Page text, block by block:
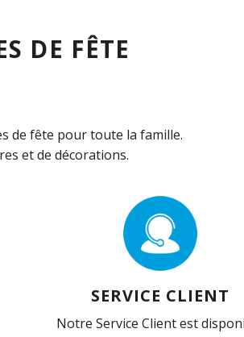
DE FÊTE
de fête pour toute la famille.
et de décorations.
SERVICE CLIENT
Notre Service Client est